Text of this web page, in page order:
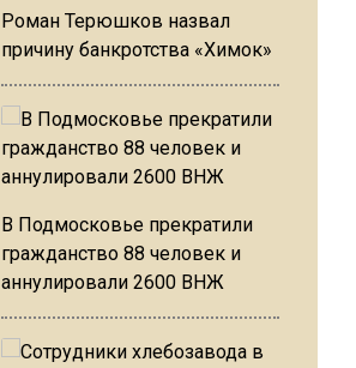
Роман Терюшков назвал
причину банкротства «Химок»
В Подмосковье прекратили
гражданство 88 человек и
аннулировали 2600 ВНЖ